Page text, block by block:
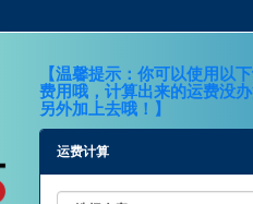
【温馨提示：你可以使用以
费用哦，计算出来的运费没
另外加上去哦！】
运费计算